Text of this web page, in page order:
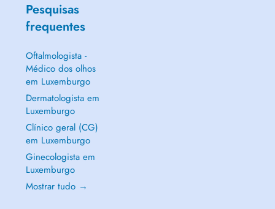
Pesquisas
frequentes
Oftalmologista -
Médico dos olhos
em Luxemburgo
Dermatologista em
Luxemburgo
Clínico geral (CG)
em Luxemburgo
Ginecologista em
Luxemburgo
Mostrar tudo →